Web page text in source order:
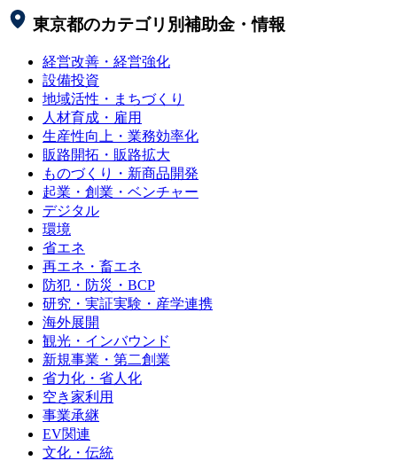
東京都のカテゴリ別補助金・情報
経営改善・経営強化
設備投資
地域活性・まちづくり
人材育成・雇用
生産性向上・業務効率化
販路開拓・販路拡大
ものづくり・新商品開発
起業・創業・ベンチャー
デジタル
環境
省エネ
再エネ・畜エネ
防犯・防災・BCP
研究・実証実験・産学連携
海外展開
観光・インバウンド
新規事業・第二創業
省力化・省人化
空き家利用
事業承継
EV関連
文化・伝統